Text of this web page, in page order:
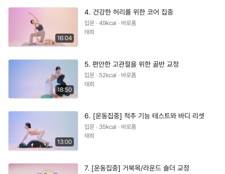
16:04
4. 건강한 허리를 위한 코어 집중
입문 · 49kcal · 바로폼
태희
18:50
5. 편안한 고관절을 위한 골반 교정
입문 · 52kcal · 바로폼
태희
13:00
6. [운동집중] 척추 기능 테스트와 바디 리셋
입문 · 35kcal · 바로폼
태희
7. [운동집중] 거북목/라운드 숄더 교정